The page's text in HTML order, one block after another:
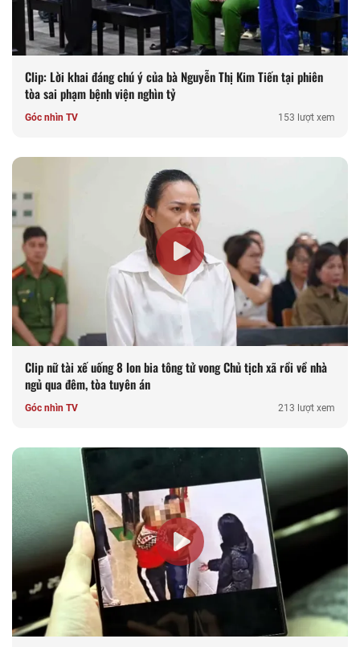
Clip: Lời khai đáng chú ý của bà Nguyễn Thị Kim Tiến tại phiên
tòa sai phạm bệnh viện nghìn tỷ
Góc nhìn TV 153 lượt xem
Clip nữ tài xế uống 8 lon bia tông tử vong Chủ tịch xã rồi về nhà
ngủ qua đêm, tòa tuyên án
Góc nhìn TV 213 lượt xem